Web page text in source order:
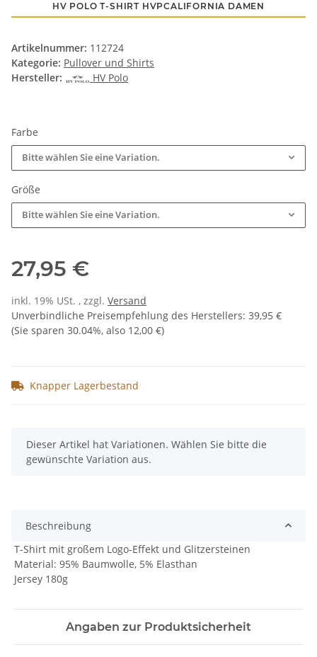
HV POLO T-SHIRT HVPCALIFORNIA DAMEN
Artikelnummer: 112724
Kategorie: Pullover und Shirts
Hersteller:
HV Polo
Farbe
Bitte wählen Sie eine Variation.
Größe
Bitte wählen Sie eine Variation.
27,95 €
inkl. 19% USt. , zzgl. Versand
Unverbindliche Preisempfehlung des Herstellers: 39,95 €
(Sie sparen 30.04%, also 12,00 €)
Knapper Lagerbestand
x
Dieser Artikel hat Variationen. Wählen Sie bitte die
gewünschte Variation aus.
Beschreibung
T-Shirt mit großem Logo-Effekt und Glitzersteinen
Material: 95% Baumwolle, 5% Elasthan
Jersey 180g
Angaben zur Produktsicherheit